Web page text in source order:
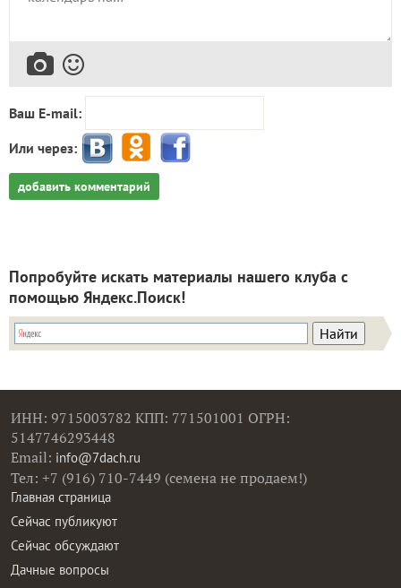
Ваш E-mail:
Или через:
добавить комментарий
Попробуйте искать материалы нашего клуба с
помощью Яндекс.Поиск!
ИНН: 9715003782 КПП: 771501001 ОГРН:
5147746293448
Email: info@7dach.ru
Тел: +7 (916) 710-7449 (семена не продаем!)
Главная страница
Сейчас публикуют
Сейчас обсуждают
Дачные вопросы